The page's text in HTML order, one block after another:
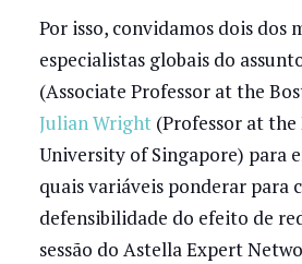
Por isso, convidamos dois dos
especialistas globais do
(Associate Professor at the
Julian Wright(Professor at
University of Singapore) para
quais variáveis ponderar para
defensibilidade do efeito de
sessão do Astella Expert